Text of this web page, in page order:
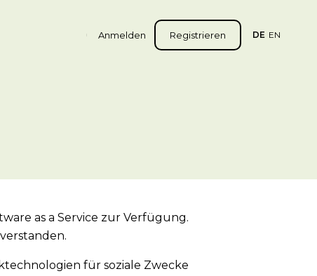
Anmelden Registrieren DE EN
as a Service zur Verfügung.
für soziale Zwecke